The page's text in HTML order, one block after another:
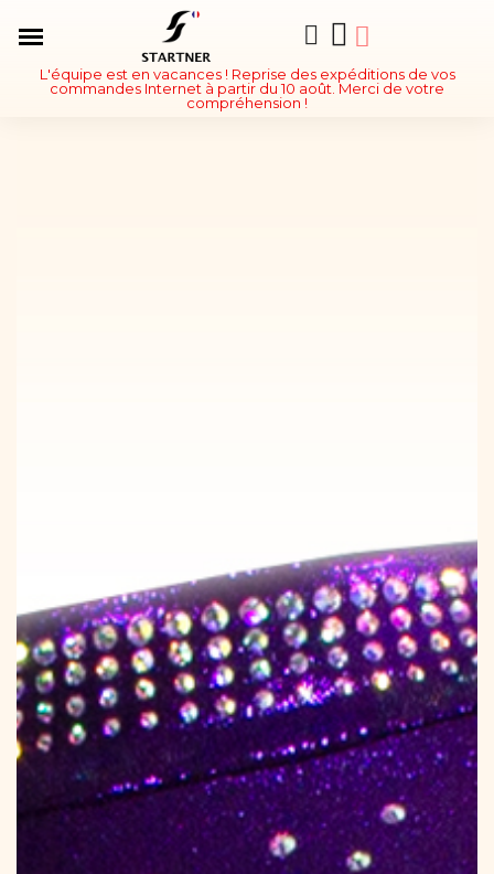
L'équipe est en vacances ! Reprise des expéditions de vos
commandes Internet à partir du 10 août. Merci de votre
compréhension !